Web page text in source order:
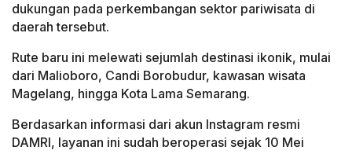
dukungan pada perkembangan sektor pariwisata di
daerah tersebut.
Rute baru ini melewati sejumlah destinasi ikonik, mulai
dari Malioboro, Candi Borobudur, kawasan wisata
Magelang, hingga Kota Lama Semarang.
Berdasarkan informasi dari akun Instagram resmi
DAMRI, layanan ini sudah beroperasi sejak 10 Mei